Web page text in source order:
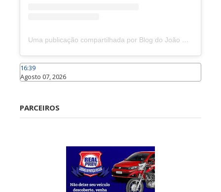
Uma publicação compartilhada por Blog do João Marcolino (@joaomarcolinoneto)
16:39
Agosto 07, 2026
PARCEIROS